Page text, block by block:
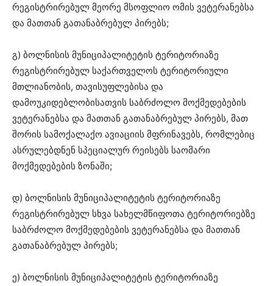
რეგისტრირებულ მეორე მსოფლიო ომის ვეტერანებსა
და მათთან გათანაბრებულ პირებს;
გ) ბოლნისის მუნიციპალიტეტის ტერიტორიაზე
რეგისტრირებულ საქართველოს ტერიტორიული
მთლიანობის, თავისუფლებისა და
დამოუკიდებლობისათვის საბრძოლო მოქმედებების
ვეტერანებსა და მათთან გათანაბრებულ პირებს, მათ
შორის სამოქალაქო ავიაციის მფრინავებს, რომლებიც
ასრულებდნენ სპეციალურ რეისებს საომარი
მოქმედებების ზონაში;
დ) ბოლნისის მუნიციპალიტეტის ტერიტორიაზე
რეგისტრირებულ სხვა სახელმწიფოთა ტერიტორიებზე
საბრძოლო მოქმედებების ვეტერანებსა და მათთან
გათანაბრებულ პირებს;
ე) ბოლნისის მუნიციპალიტეტის ტერიტორიაზე